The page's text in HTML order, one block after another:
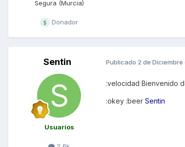
Segura (Murcia)
Donador
Sentin
Usuarios
Publicado 2 de Diciembre
:velocidad Bienvenido
:okey :beer Sentin